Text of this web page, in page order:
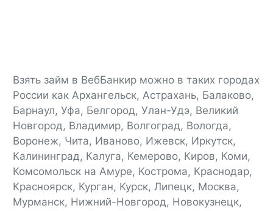
Взять займ в ВебБанкир можно в таких городах
России как Архангельск, Астрахань, Балаково,
Барнаул, Уфа, Белгород, Улан-Удэ, Великий
Новгород, Владимир, Волгоград, Вологда,
Воронеж, Чита, Иваново, Ижевск, Иркутск,
Калининград, Калуга, Кемерово, Киров, Коми,
Комсомольск на Амуре, Кострома, Краснодар,
Красноярск, Курган, Курск, Липецк, Москва,
Мурманск, Нижний-Новгород, Новокузнецк,